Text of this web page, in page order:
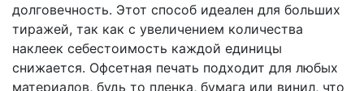
долговечность. Этот способ идеален для больших
тиражей, так как с увеличением количества
наклеек себестоимость каждой единицы
снижается. Офсетная печать подходит для любых
материалов, будь то пленка, бумага или винил, что